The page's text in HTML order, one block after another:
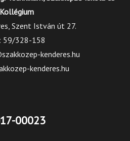
Kollégium
Szent István út 27.
59/328-158
kenderes.hu
kenderes.hu
00023